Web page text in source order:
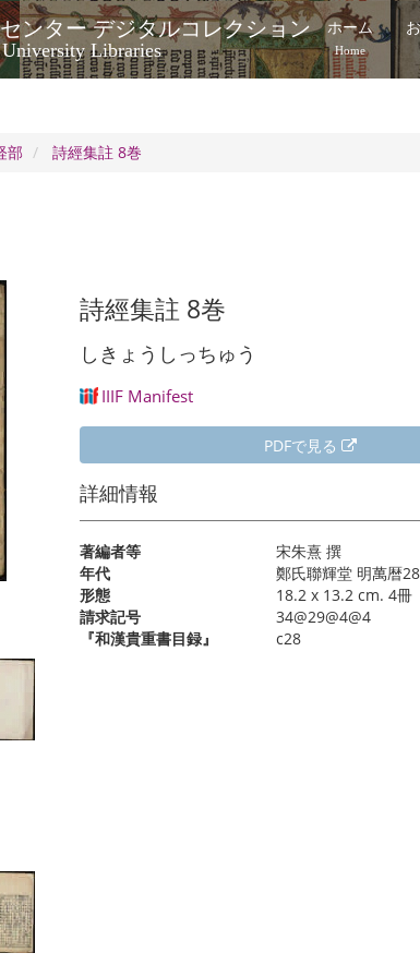
ンター デジタルコレクション
Libraries
ホーム
Home
部 詩經集註 8巻
詩經集註 8巻
しきょうしっちゅう
IIIF Manifest
PDFで見る
詳細情報
著編者等
宋朱熹 撰
年代
鄭氏聯輝堂 明萬暦
形態
18.2 x 13.2 cm. 4冊
請求記号
34@29@4@4
『和漢貴重書目録』
c28